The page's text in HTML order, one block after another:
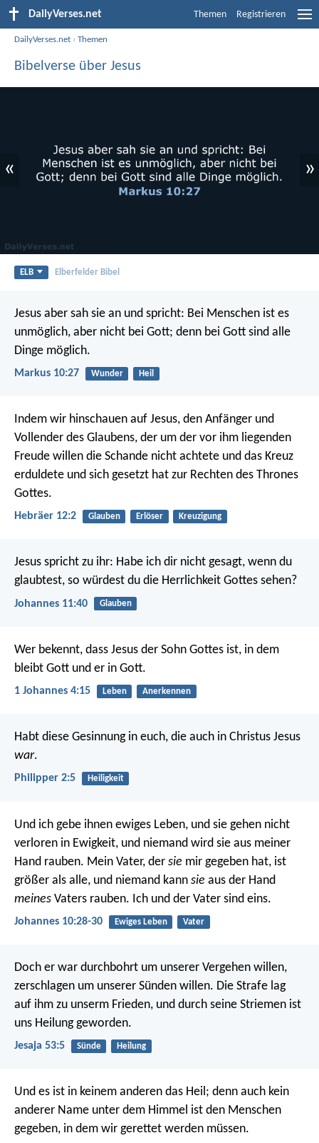
DailyVerses.net Themen Registrieren
DailyVerses.net ›Themen
Bibelverse über Jesus
« »
ELB Elberfelder Bibel
Jesus aber sah sie an und spricht: Bei Menschen ist es
unmöglich, aber nicht bei Gott; denn bei Gott sind alle
Dinge möglich.
Markus 10:27 Wunder Heil
Indem wir hinschauen auf Jesus, den Anfänger und
Vollender des Glaubens, der um der vor ihm liegenden
Freude willen die Schande nicht achtete und das Kreuz
erduldete und sich gesetzt hat zur Rechten des Thrones
Gottes.
Hebräer 12:2 Glauben Erlöser Kreuzigung
Jesus spricht zu ihr: Habe ich dir nicht gesagt, wenn du
glaubtest, so würdest du die Herrlichkeit Gottes sehen?
Johannes 11:40 Glauben
Wer bekennt, dass Jesus der Sohn Gottes ist, in dem
bleibt Gott und er in Gott.
1 Johannes 4:15 Leben Anerkennen
Habt diese Gesinnung in euch, die auch in Christus Jesus
war.
Philipper 2:5 Heiligkeit
Und ich gebe ihnen ewiges Leben, und sie gehen nicht
verloren in Ewigkeit, und niemand wird sie aus meiner
Hand rauben. Mein Vater, der sie mir gegeben hat, ist
größer als alle, und niemand kann sie aus der Hand
meines Vaters rauben. Ich und der Vater sind eins.
Johannes 10:28-30 Ewiges Leben Vater
Doch er war durchbohrt um unserer Vergehen willen,
zerschlagen um unserer Sünden willen. Die Strafe lag
auf ihm zu unserm Frieden, und durch seine Striemen ist
uns Heilung geworden.
Jesaja 53:5 Sünde Heilung
Und es ist in keinem anderen das Heil; denn auch kein
anderer Name unter dem Himmel ist den Menschen
gegeben, in dem wir gerettet werden müssen.